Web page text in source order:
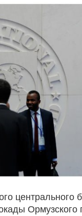
центрального
Ормузского